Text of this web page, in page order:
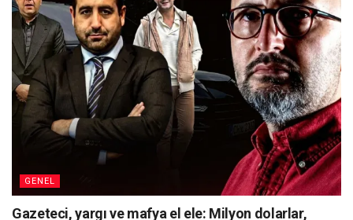
GENEL
Gazeteci, yargı ve mafya el ele: Milyon dolarlar,